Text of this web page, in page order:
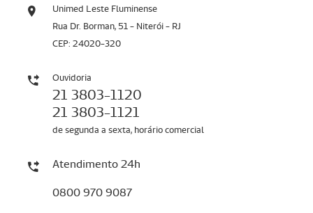
Unimed Leste Fluminense
Rua Dr. Borman, 51 - Niterói - RJ
CEP: 24020-320
Ouvidoria
21 3803-1120
21 3803-1121
de segunda a sexta, horário comercial
Atendimento 24h
0800 970 9087